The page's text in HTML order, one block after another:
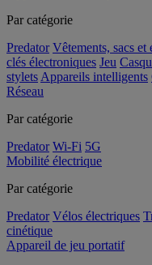
Par catégorie
Predator Vêtements, sacs et
clés électroniques Jeu
stylets Appareils intelligents
Réseau
Par catégorie
Predator Wi-Fi 5G
Mobilité électrique
Par catégorie
Predator Vélos électriques
cinétique
Appareil de jeu portatif